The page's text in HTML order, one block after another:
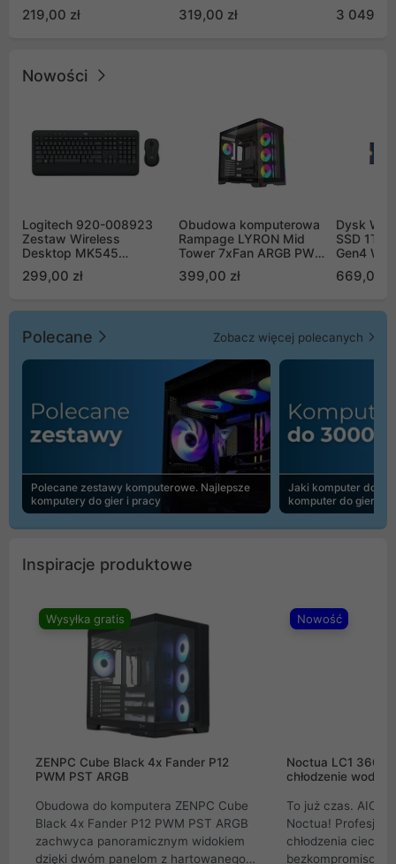
219,00 zł
Push Pull (2szt)
319,00 zł
GB2050S)
3 049,00
Nowości
Logitech 920-008923
Zestaw Wireless
Desktop MK545
299,00 zł
Obudowa komputerowa
Rampage LYRON Mid
Tower 7xFan ARGB PWM
399,00 zł
Dysk WD
SSD 1TB
Gen4
669,00
Polecane Zobacz więcej polecanych
Polecane zestawy komputerowe. Najlepsze
komputery do gier i pracy
Jaki komputer do
komputer do gier |
Inspiracje produktowe
Wysyłka gratis
ZENPC Cube Black 4x Fander P12
PWM PST ARGB
Obudowa do komputera ZENPC Cube
Black 4x Fander P12 PWM PST ARGB
zachwyca panoramicznym widokiem
dzięki dwóm panelom z hartowanego
Nowość
Noctua LC1
chłodzenie wodne
To już czas. AIO
Noctua!
chłodzenia cieczą